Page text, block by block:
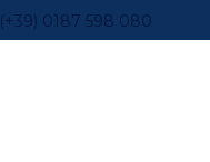
(+39) 0187 598 080